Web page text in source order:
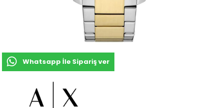
Whatsapp İle Sipariş ver